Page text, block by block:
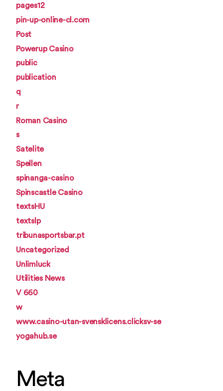
pages12
pin-up-online-cl.com
Post
Powerup Casino
public
publication
q
r
Roman Casino
s
Satelite
Spellen
spinanga-casino
Spinscastle Casino
textsHU
textslp
tribunasportsbar.pt
Uncategorized
Unlimluck
Utilities News
V 660
w
www.casino-utan-svensklicens.clicksv-se
yogahub.se
Meta